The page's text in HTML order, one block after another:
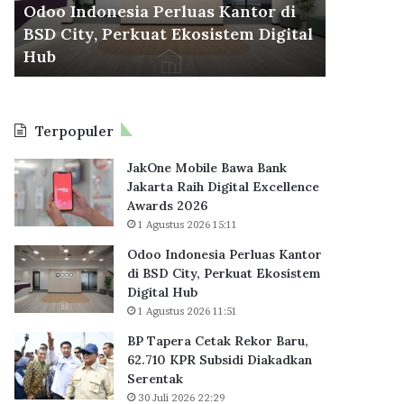
Perkuat
Ekosistem
Digital
Hub
Odoo Indonesia Perluas Kantor di
BSD City, Perkuat Ekosistem Digital
Hub
Subsidi
Diakadkan
Terpopuler
JakOne Mobile Bawa Bank
Jakarta Raih Digital Excellence
Awards 2026
1 Agustus 2026 15:11
Odoo Indonesia Perluas Kantor
di BSD City, Perkuat Ekosistem
Digital Hub
1 Agustus 2026 11:51
BP Tapera Cetak Rekor Baru,
62.710 KPR Subsidi Diakadkan
Serentak
30 Juli 2026 22:29